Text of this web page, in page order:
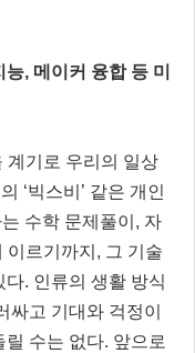
, 메이커 융합 등 미
계기로 우리의 일상
‘빅스비’ 같은 개인
수학 문제풀이, 자
이르기까지, 그 기술
. 인류의 생활 방식
싸고 기대와 걱정이
수는 없다. 앞으로